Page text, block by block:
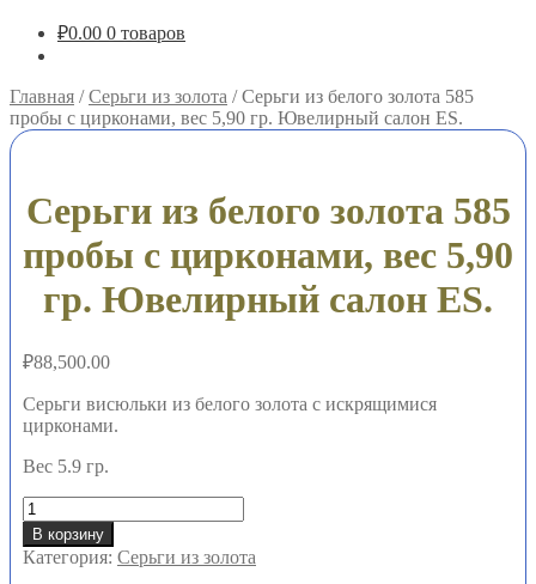
₽0.00 0 товаров
Главная /Серьги из золота /Серьги из белого золота 585
пробы с цирконами, вес 5,90 гр. Ювелирный салон ES.
Серьги из белого золота 585
пробы с цирконами, вес 5,90
гр. Ювелирный салон ES.
₽88,500.00
Серьги висюльки из белого золота с искрящимися
цирконами.
Вес 5.9 гр.
Количество
товара
Серьги
из
В корзину
Категория: Серьги из золота